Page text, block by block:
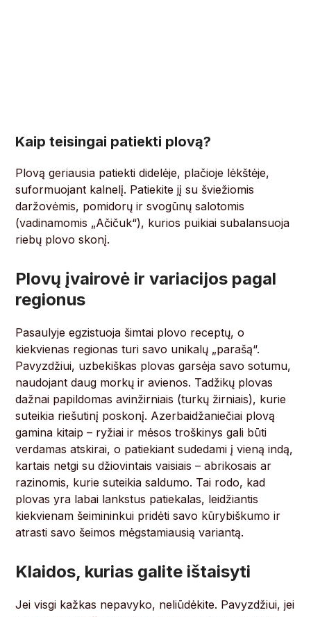
Kaip teisingai patiekti plovą?
Plovą geriausia patiekti didelėje, plačioje lėkštėje,
suformuojant kalnelį. Patiekite jį su šviežiomis
daržovėmis, pomidorų ir svogūnų salotomis
(vadinamomis „Ačičuk“), kurios puikiai subalansuoja
riebų plovo skonį.
Plovų įvairovė ir variacijos pagal
regionus
Pasaulyje egzistuoja šimtai plovo receptų, o
kiekvienas regionas turi savo unikalų „parašą“.
Pavyzdžiui, uzbekiškas plovas garsėja savo sotumu,
naudojant daug morkų ir avienos. Tadžikų plovas
dažnai papildomas avinžirniais (turkų žirniais), kurie
suteikia riešutinį poskonį. Azerbaidžaniečiai plovą
gamina kitaip – ryžiai ir mėsos troškinys gali būti
verdamas atskirai, o patiekiant sudedami į vieną indą,
kartais netgi su džiovintais vaisiais – abrikosais ar
razinomis, kurie suteikia saldumo. Tai rodo, kad
plovas yra labai lankstus patiekalas, leidžiantis
kiekvienam šeimininkui pridėti savo kūrybiškumo ir
atrasti savo šeimos mėgstamiausią variantą.
Klaidos, kurias galite ištaisyti
Jei visgi kažkas nepavyko, neliūdėkite. Pavyzdžiui, jei